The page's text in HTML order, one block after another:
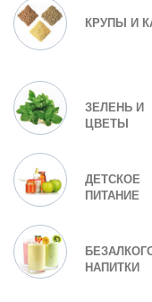
КРУПЫ И
ЗЕЛЕНЬ И
ЦВЕТЫ
ДЕТСКОЕ
ПИТАНИЕ
НАПИТКИ